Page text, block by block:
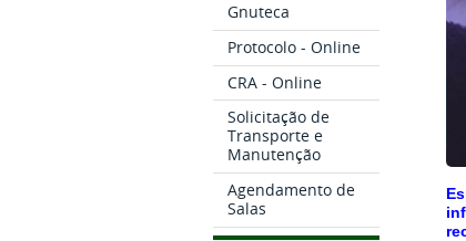
Gnuteca
Protocolo - Online
CRA - Online
Solicitação de
Transporte e
Manutenção
Agendamento de
Salas